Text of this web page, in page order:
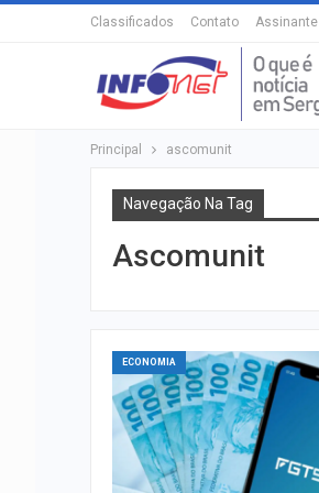
Classificados Contato Assinante
Principal ascomunit
Navegação Na Tag
Ascomunit
ECONOMIA